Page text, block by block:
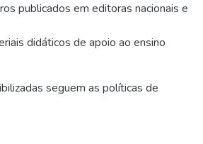
publicados em editoras nacionais e
didáticos de apoio ao ensino
seguem as políticas de